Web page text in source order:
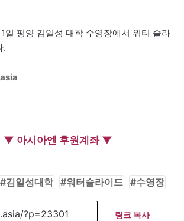
일 평양 김일성 대학 수영장에서 워터 슬라
.
▼ 아시아엔 후원계좌 ▼
김일성대학 워터슬라이드 수영장
링크 복사